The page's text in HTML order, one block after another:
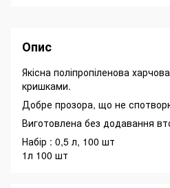
Опис
Якісна поліпропіленова
кришками.
Добре прозора, що не
Виготовлена без додавання
Набір : 0,5 л, 100 шт
1л 100 шт